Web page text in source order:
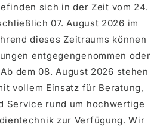
sich in der Zeit vom 24.
07. August 2026 im
dieses Zeitraums können
entgegengenommen oder
dem 08. August 2026 stehen
vollem Einsatz für Beratung,
Service rund um hochwertige
zur Verfügung. Wir